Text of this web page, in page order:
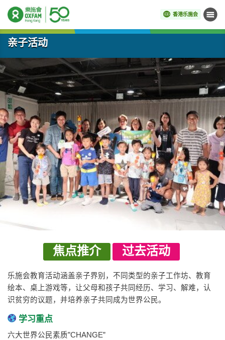
香港乐施会 菜单
开始主要内容
亲子活动
焦点推介 过去活动
乐施会教育活动涵盖亲子界别，不同类型的亲子工作坊、教育
绘本、桌上游戏等，让父母和孩子共同经历、学习、解难，认
识贫穷的议题，并培养亲子共同成为世界公民。
学习重点
六大世界公民素质”CHANGE”